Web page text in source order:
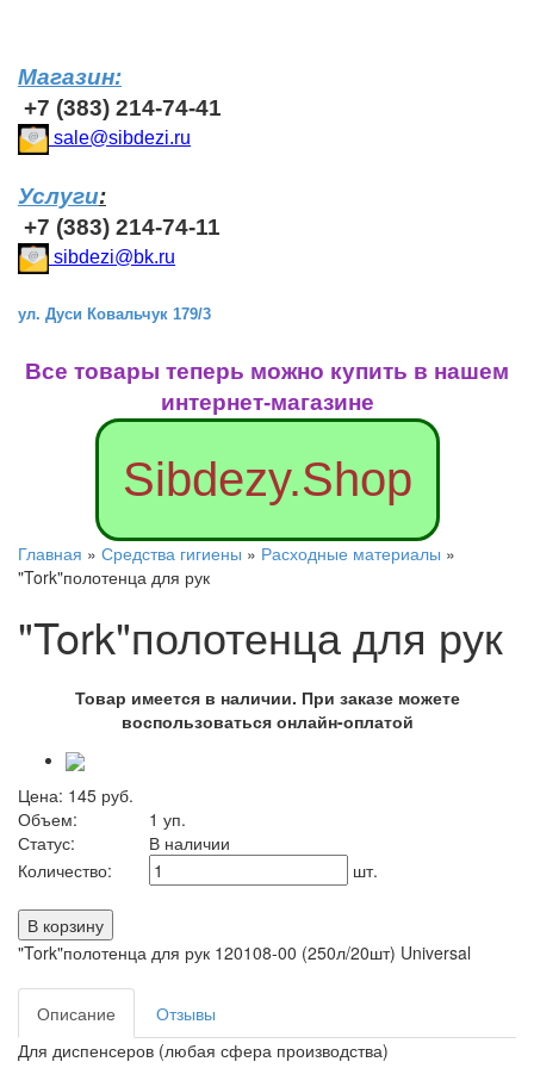
Магазин:
+7 (383) 214-74-41
sale@sibdezi.ru
Услуги:
+7 (383) 214-74-11
sibdezi@bk.ru
ул. Дуси Ковальчук 179/3
Все товары теперь можно купить в нашем
интернет-магазине
Sibdezy.Shop
Главная » Средства гигиены » Расходные материалы »
"Tork"полотенца для рук
"Tork"полотенца для рук
Товар имеется в наличии. При заказе можете
воспользоваться онлайн-оплатой
Цена: 145 руб.
Объем:
1 уп.
Статус:
В наличии
Количество:
шт.
"Tork"полотенца для рук 120108-00 (250л/20шт) Universal
Описание
Отзывы
Для диспенсеров (любая сфера производства)